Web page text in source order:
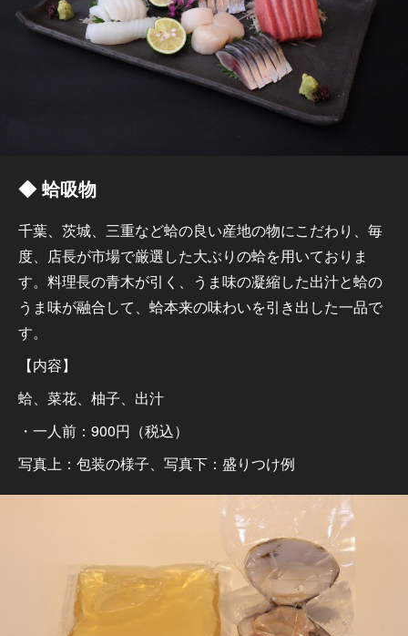
◆ 蛤吸物
千葉、茨城、三重など蛤の良い産地の物にこだわり、毎
度、店長が市場で厳選した大ぶりの蛤を用いておりま
す。料理長の青木が引く、うま味の凝縮した出汁と蛤の
うま味が融合して、蛤本来の味わいを引き出した一品で
す。
【内容】
蛤、菜花、柚子、出汁
・一人前：900円（税込）
写真上：包装の様子、写真下：盛りつけ例